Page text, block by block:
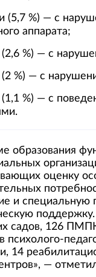
(5,7 %) — с
аппарата;
(2,6 %) — с
%) — с
%) — с
образования
оценку
и специальную
садов, 126
психолого-
14
—